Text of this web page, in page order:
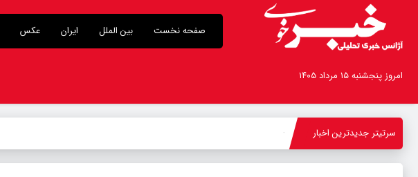
صفحه نخست بین الملل ایران عکس
امروز پنجشنبه ۱۵ مرداد ۱۴۰۵
سرتیتر جدیدترین اخبار